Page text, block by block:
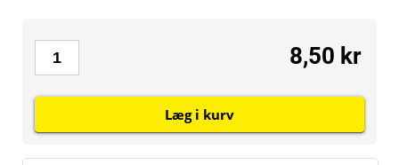
8,50 kr
Læg i kurv